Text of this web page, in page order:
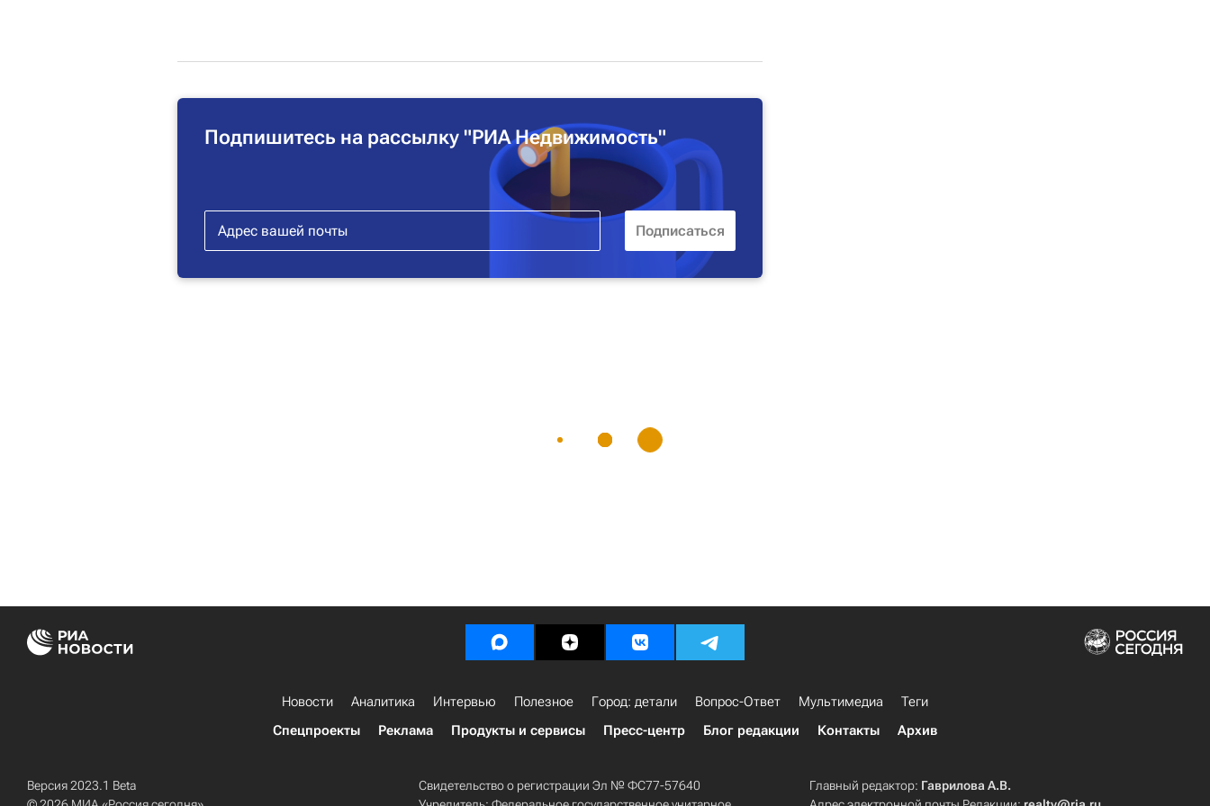
Подпишитесь на рассылку "РИА Недвижимость"
Новости Аналитика Интервью Полезное Город: детали Вопрос-Ответ Мультимедиа
Теги
Спецпроекты
Реклама Продукты и сервисы Пресс-центр Блог редакции Контакты Архив
Версия 2023.1 Beta
Свидетельство о регистрации Эл № ФС77-57640
Главный редактор: Гаврилова А.В.